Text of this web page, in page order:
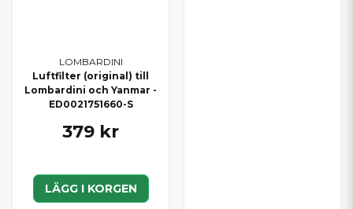
LOMBARDINI
Luftfilter (original) till
Lombardini och Yanmar -
ED0021751660-S
379 kr
LÄGG I KORGEN